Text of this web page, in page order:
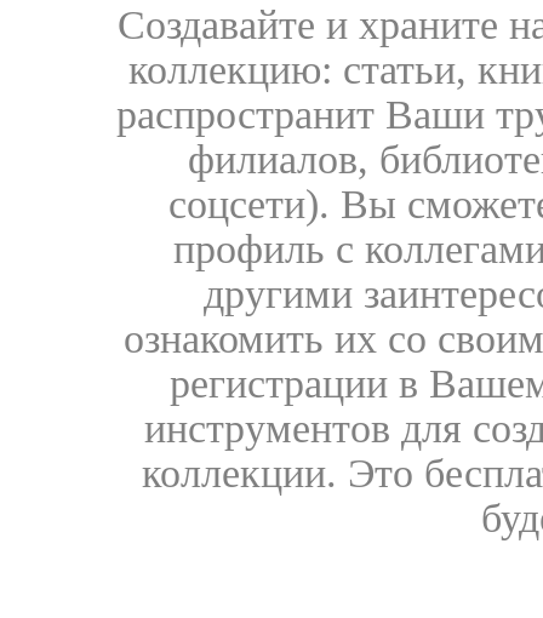
Создавайте и храните
коллекцию: статьи,
распространит Ваши
филиалов,
соцсети). Вы
профиль с
другими
ознакомить их со
регистрации в
инструментов для
коллекции. Это